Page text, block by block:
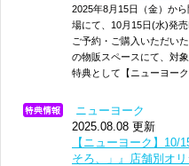
2025年8月15日（金）か
場にて、10月15日(水)発
ご予約・ご購入いただい
の物販スペースにて、対
特典として【ニューヨー
ニューヨーク
2025.08.08 更新
【ニューヨーク】10/
そろ、」』店舗別オ